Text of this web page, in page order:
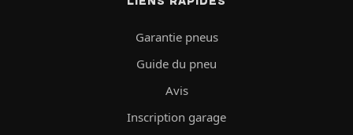
Garantie pneus
Guide du pneu
Avis
Inscription garage